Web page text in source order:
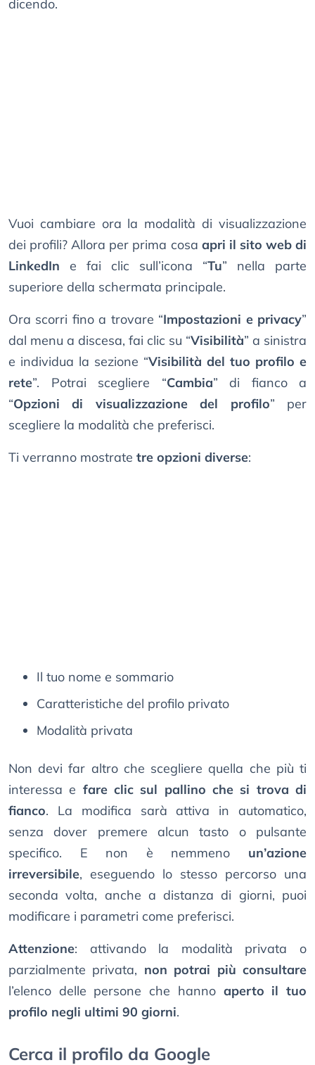
dicendo.
Vuoi cambiare ora la modalità di visualizzazione
dei profili? Allora per prima cosa apri il sito web di
LinkedIn e fai clic sull’icona “Tu” nella parte
superiore della schermata principale.
Ora scorri fino a trovare “Impostazioni e privacy”
dal menu a discesa, fai clic su “Visibilità” a sinistra
e individua la sezione “Visibilità del tuo profilo e
rete”. Potrai scegliere “Cambia” di fianco a
“Opzioni di visualizzazione del profilo” per
scegliere la modalità che preferisci.
Ti verranno mostrate tre opzioni diverse:
Il tuo nome e sommario
Caratteristiche del profilo privato
Modalità privata
Non devi far altro che scegliere quella che più ti
interessa e fare clic sul pallino che si trova di
fianco. La modifica sarà attiva in automatico,
senza dover premere alcun tasto o pulsante
specifico. E non è nemmeno un’azione
irreversibile, eseguendo lo stesso percorso una
seconda volta, anche a distanza di giorni, puoi
modificare i parametri come preferisci.
Attenzione: attivando la modalità privata o
parzialmente privata, non potrai più consultare
l’elenco delle persone che hanno aperto il tuo
profilo negli ultimi 90 giorni.
Cerca il profilo da Google